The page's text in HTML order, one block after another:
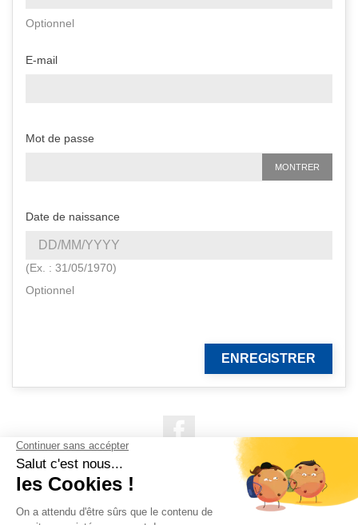
Optionnel
E-mail
Mot de passe
MONTRER
Date de naissance
(Ex. : 31/05/1970)
Optionnel
ENREGISTRER
NOS PRODUITS